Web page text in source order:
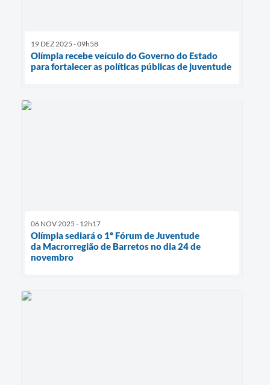
19 DEZ 2025 - 09h58
Olímpia recebe veículo do Governo do Estado
para fortalecer as políticas públicas de juventude
06 NOV 2025 - 12h17
Olímpia sediará o 1º Fórum de Juventude
da Macrorregião de Barretos no dia 24 de
novembro